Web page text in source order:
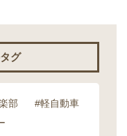
グ
部
#軽自動車